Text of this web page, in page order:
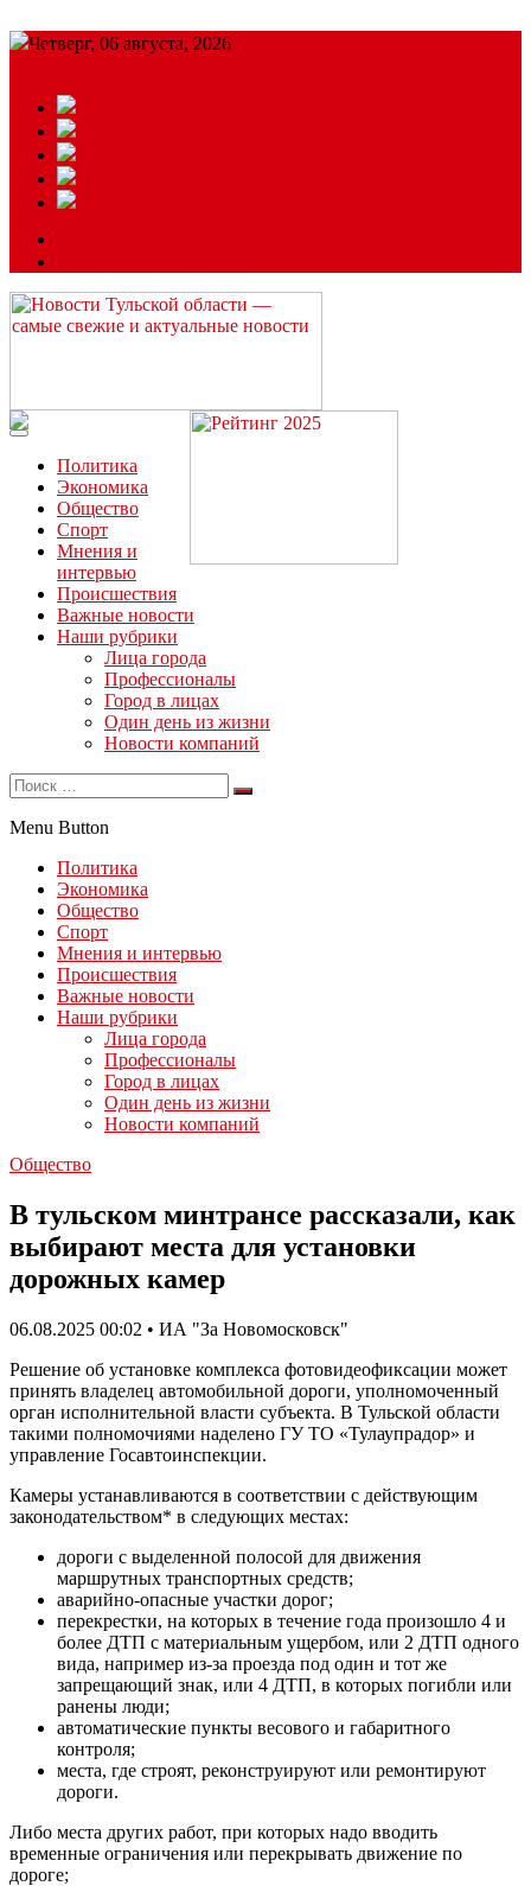
Четверг, 06 августа, 2026
Читайте последние новости дня в Тульской области на сайте
“ЗаНовомосковск”
Политика
Экономика
Общество
Спорт
Мнения и
интервью
Происшествия
Важные новости
Наши рубрики
Лица города
Профессионалы
Город в лицах
Один день из жизни
Новости компаний
Menu Button
Политика
Экономика
Общество
Спорт
Мнения и интервью
Происшествия
Важные новости
Наши рубрики
Лица города
Профессионалы
Город в лицах
Один день из жизни
Новости компаний
Общество
В тульском минтрансе рассказали, как
выбирают места для установки
дорожных камер
06.08.2025 00:02 • ИА "За Новомосковск"
Решение об установке комплекса фотовидеофиксации может
принять владелец автомобильной дороги, уполномоченный
орган исполнительной власти субъекта. В Тульской области
такими полномочиями наделено ГУ ТО «Тулаупрадор» и
управление Госавтоинспекции.
Камеры устанавливаются в соответствии с действующим
законодательством* в следующих местах:
дороги с выделенной полосой для движения
маршрутных транспортных средств;
аварийно-опасные участки дорог;
перекрестки, на которых в течение года произошло 4 и
более ДТП с материальным ущербом, или 2 ДТП одного
вида, например из-за проезда под один и тот же
запрещающий знак, или 4 ДТП, в которых погибли или
ранены люди;
автоматические пункты весового и габаритного
контроля;
места, где строят, реконструируют или ремонтируют
дороги.
Либо места других работ, при которых надо вводить
временные ограничения или перекрывать движение по
дороге;